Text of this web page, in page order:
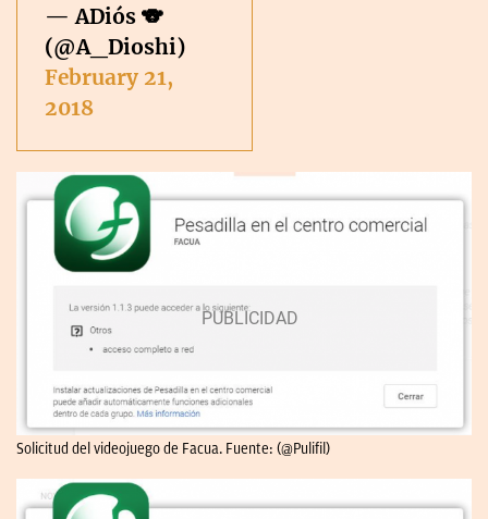
— ADiós 🐨
(@A_Dioshi)
February 21,
2018
Solicitud del videojuego de Facua. Fuente: (@Pulifil)